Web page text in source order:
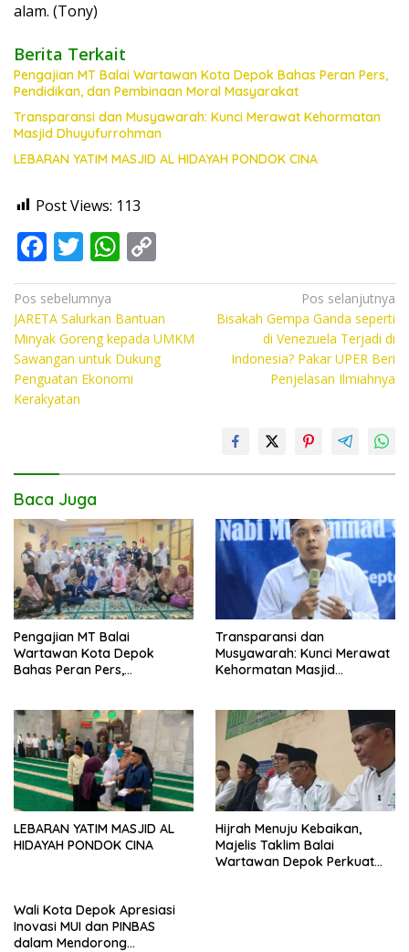
alam. (Tony)
Berita Terkait
Pengajian MT Balai Wartawan Kota Depok Bahas Peran Pers,
Pendidikan, dan Pembinaan Moral Masyarakat
Transparansi dan Musyawarah: Kunci Merawat Kehormatan
Masjid Dhuyufurrohman
LEBARAN YATIM MASJID AL HIDAYAH PONDOK CINA
Post Views: 113
F
ac
e
b
o
o
k
T
w
itt
er
W
h
at
s
A
p
o
y
Li
Navigasi
pos
Pos sebelumnya
JARETA Salurkan Bantuan
Minyak Goreng kepada UMKM
Sawangan untuk Dukung
Penguatan Ekonomi
Kerakyatan
Pos selanjutnya
Bisakah Gempa Ganda seperti
di Venezuela Terjadi di
Indonesia? Pakar UPER Beri
Penjelasan Ilmiahnya
Baca Juga
Pengajian MT Balai
Wartawan Kota Depok
Bahas Peran Pers,
Transparansi dan
Musyawarah: Kunci Merawat
Kehormatan Masjid
LEBARAN YATIM MASJID AL
HIDAYAH PONDOK CINA
Hijrah Menuju Kebaikan,
Majelis Taklim Balai
Wartawan Depok Perkuat
Wali Kota Depok Apresiasi
Inovasi MUI dan PINBAS
dalam Mendorong